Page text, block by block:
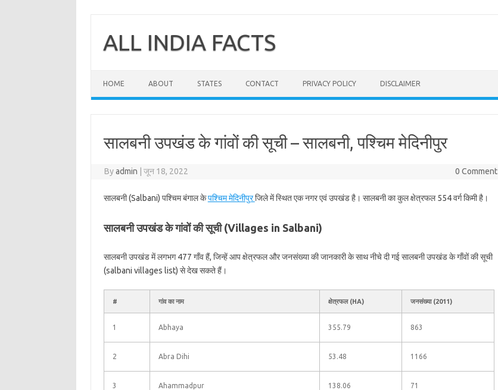
contentALL INDIA FACTS
HOME ABOUT STATES CONTACT PRIVACY POLICY DISCLAIMER
सालबनी उपखंड के गांवों की सूची – सालबनी, पश्चिम मेदिनीपुर
Byadmin जून 18, 2022 0 Comment
सालबनी (Salbani) पश्चिम बंगाल केपश्चिम मेदिनीपुरजिले में स्थित एक नगर एवं उपखंड है। सालबनी का कुल क्षेत्रफल 554 वर्ग किमी है।
सालबनी उपखंड के गांवों की सूची (Villages in Salbani)
सालबनी उपखंड में लगभग 477 गाँव हैं, जिन्हें आप क्षेत्रफल और जनसंख्या की जानकारी के साथ नीचे दी गई सालबनी उपखंड के गाँवों की सूची
(salbani villages list) से देख सकते हैं।
# गांव का नाम क्षेत्रफल (HA) जनसंख्या (2011)
1 Abhaya 355.79 863
2 Abra Dihi 53.48 1166
3 Ahammadpur 138.06 71